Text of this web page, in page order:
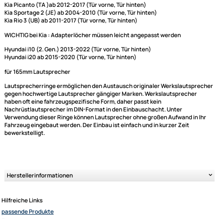
Lautsprecheradapter / Lautsprecherringe
165er DIN Lautsprecher
Kia Picanto (TA )ab 2012-2017 (Tür vorne, Tür hinten)
Kia Sportage 2 (JE) ab 2004-2010 (Tür vorne, Tür hinten)
Kia Rio 3 (UB) ab 2011-2017 (Tür vorne, Tür hinten)
WICHTIG bei Kia : Adapterlöcher müssen leicht angepasst werden
für 165mm Lautsprecher
gegen hochwertige Lautsprecher gängiger Marken. Werkslautsprecher
haben oft eine fahrzeugspezifische Form, daher passt kein
Ultramall
Zahlungsarten